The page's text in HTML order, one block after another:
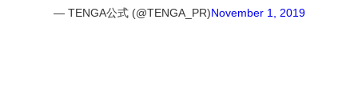
— TENGA公式 (@TENGA_PR)November 1, 2019